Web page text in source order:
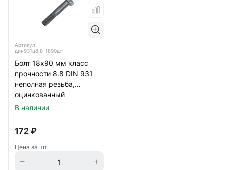
Артикул
дин931ц8.8-1890шт
Болт 18х90 мм класс
прочности 8.8 DIN 931
неполная резьба,
оцинкованный
В наличии
172 ₽
Цена за шт.